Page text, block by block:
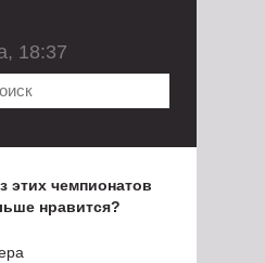
18:37
этих чемпионатов
нравится?